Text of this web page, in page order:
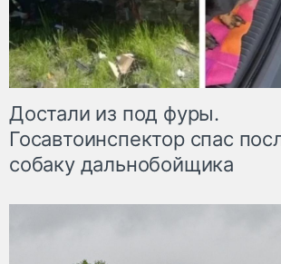
Достали из под фуры.
Госавтоинспектор спас
собаку дальнобойщика